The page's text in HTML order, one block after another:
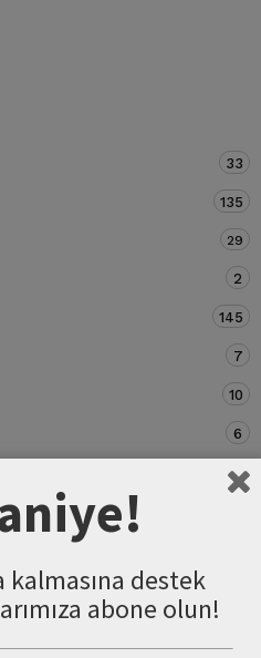
33
135
29
2
145
7
10
6
5
destek
abone olun!